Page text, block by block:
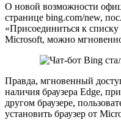
О новой возможности
странице bing.com/new,
«Присоединиться к
Microsoft, можно
Правда, мгновенный
наличия браузера Edge,
другом браузере,
установить браузер от